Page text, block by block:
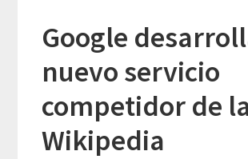
Google
nuevo servicio
competidor de
Wikipedia